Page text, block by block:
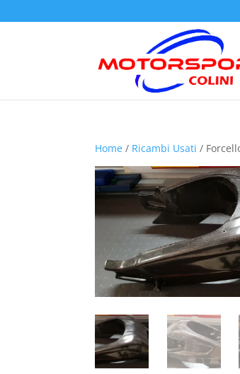
Home / Ricambi Usati /